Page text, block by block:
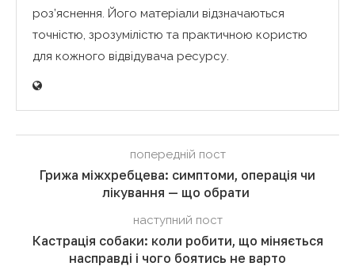
роз’яснення. Його матеріали відзначаються
точністю, зрозумілістю та практичною користю
для кожного відвідувача ресурсу.
попередній пост
Грижа міжхребцева: симптоми, операція чи
лікування — що обрати
наступний пост
Кастрація собаки: коли робити, що міняється
насправді і чого боятись не варто